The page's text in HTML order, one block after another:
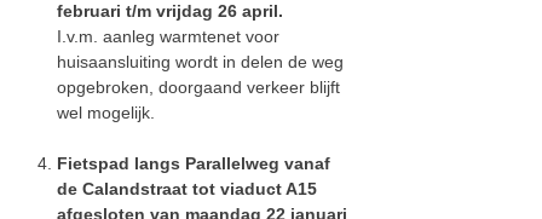
februari t/m vrijdag 26 april.
I.v.m. aanleg warmtenet voor
huisaansluiting wordt in delen de weg
opgebroken, doorgaand verkeer blijft
wel mogelijk.
Fietspad langs Parallelweg vanaf
de Calandstraat tot viaduct A15
afgesloten van maandag 22 januari